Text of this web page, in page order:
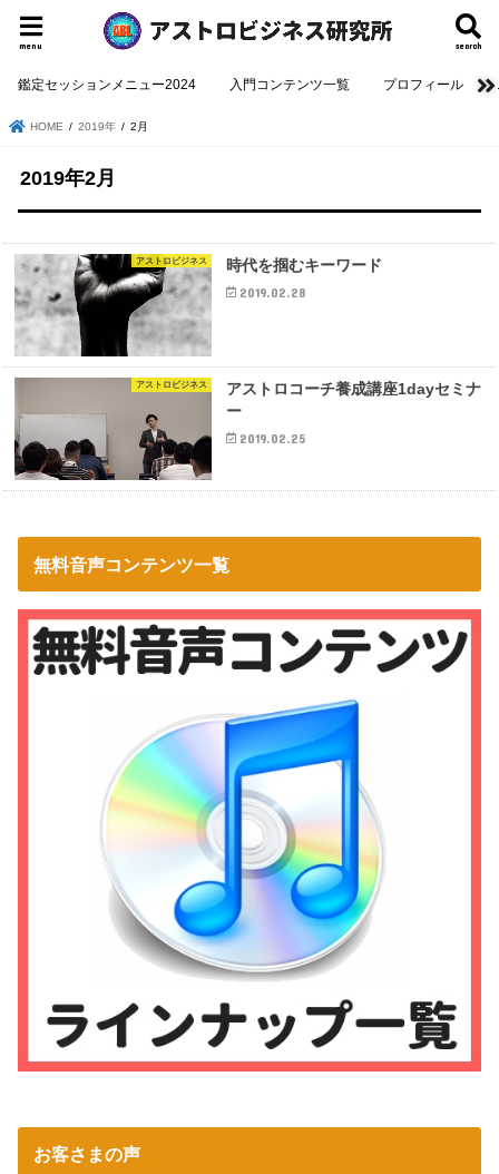
search
menu
鑑定セッションメニュー2024 入門コンテンツ一覧 プロフィール
HOME 2019年 2月
2019年2月
アストロビジネス 時代を掴むキーワード
2019.02.28
アストロビジネス
アストロコーチ養成講座1dayセミナ
ー
2019.02.25
無料音声コンテンツ一覧
お客さまの声